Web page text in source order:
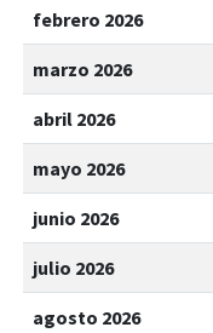
febrero 2026
marzo 2026
abril 2026
mayo 2026
junio 2026
julio 2026
agosto 2026